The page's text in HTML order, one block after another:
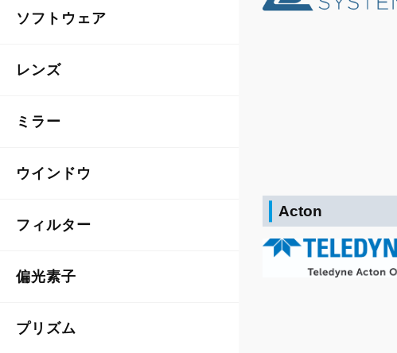
ソフトウェア
レンズ
ミラー
ウインドウ
フィルター
偏光素子
プリズム
Acton